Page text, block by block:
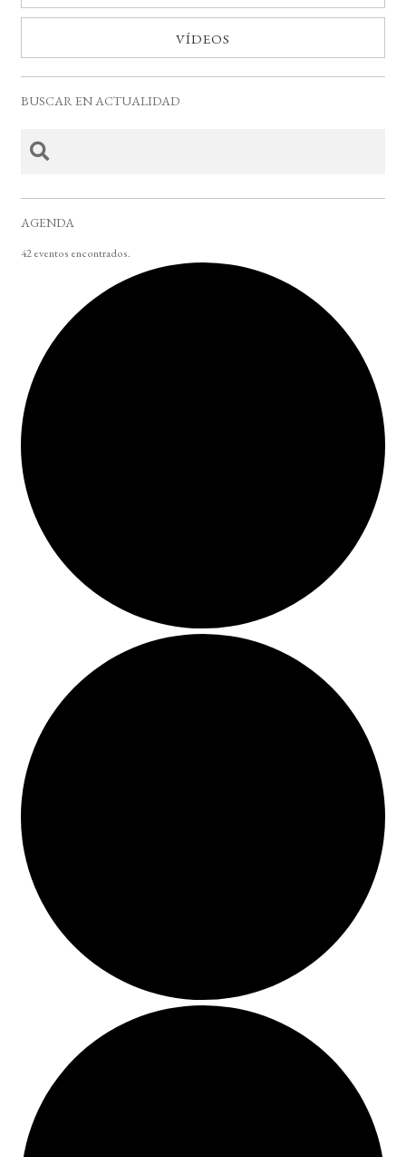
VÍDEOS
BUSCAR EN ACTUALIDAD
AGENDA
42 eventos encontrados.